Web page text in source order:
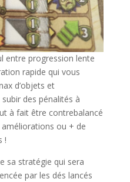
entre progression lente
rapide qui vous
d’objets et
des pénalités à
à fait être contrebalancé
améliorations ou + de
!
sa stratégie qui sera
par les dés lancés